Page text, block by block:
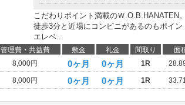
こだわりポイント満載のＷ.O.B.HANATEN
徒歩3分と近場にコンビニがあるのもポイ
エレベ...
管理費・共益費 敷金 礼金 間取り 面
8,000円 0ヶ月 0ヶ月 1R
8,000円 0ヶ月 0ヶ月 1R